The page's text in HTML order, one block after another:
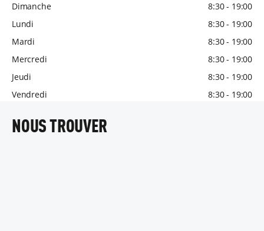
Dimanche
8:30 - 19:00
Lundi
8:30 - 19:00
Mardi
8:30 - 19:00
Mercredi
8:30 - 19:00
Jeudi
8:30 - 19:00
Vendredi
8:30 - 19:00
NOUS TROUVER